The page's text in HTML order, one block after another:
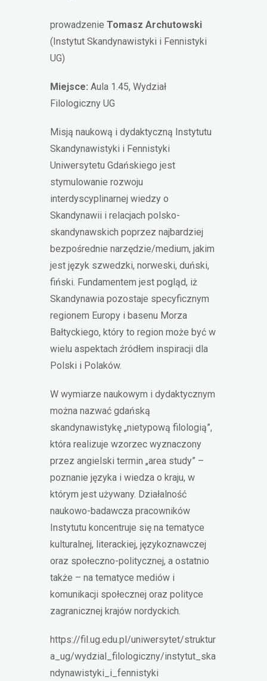
prowadzenie Tomasz Archutowski
(Instytut Skandynawistyki i Fennistyki
UG)
Miejsce: Aula 1.45, Wydział
Filologiczny UG
Misją naukową i dydaktyczną Instytutu
Skandynawistyki i Fennistyki
Uniwersytetu Gdańskiego jest
stymulowanie rozwoju
interdyscyplinarnej wiedzy o
Skandynawii i relacjach polsko-
skandynawskich poprzez najbardziej
bezpośrednie narzędzie/medium, jakim
jest język szwedzki, norweski, duński,
fiński. Fundamentem jest pogląd, iż
Skandynawia pozostaje specyficznym
regionem Europy i basenu Morza
Bałtyckiego, który to region może być w
wielu aspektach źródłem inspiracji dla
Polski i Polaków.
W wymiarze naukowym i dydaktycznym
można nazwać gdańską
skandynawistykę „nietypową filologią”,
która realizuje wzorzec wyznaczony
przez angielski termin „area study” –
poznanie języka i wiedza o kraju, w
którym jest używany. Działalność
naukowo-badawcza pracowników
Instytutu koncentruje się na tematyce
kulturalnej, literackiej, językoznawczej
oraz społeczno-politycznej, a ostatnio
także – na tematyce mediów i
komunikacji społecznej oraz polityce
zagranicznej krajów nordyckich.
https://fil.ug.edu.pl/uniwersytet/struktur
a_ug/wydzial_filologiczny/instytut_ska
ndynawistyki_i_fennistyki